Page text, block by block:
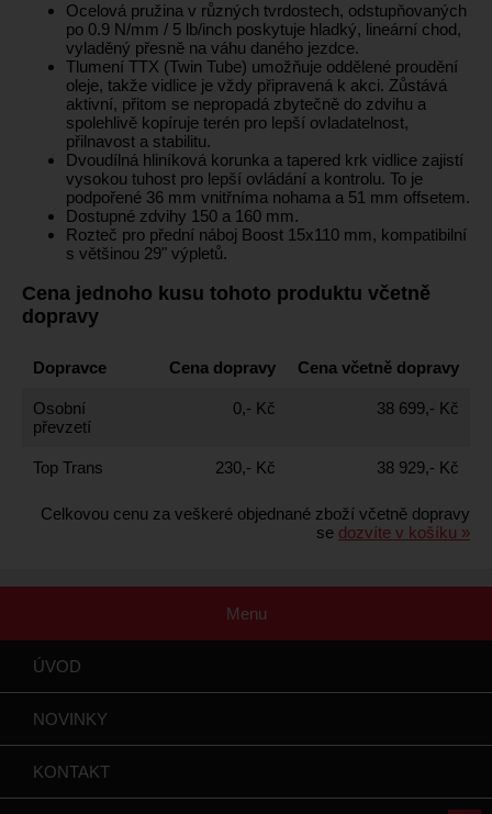
Ocelová pružina v různých tvrdostech, odstupňovaných
po 0.9 N/mm / 5 lb/inch poskytuje hladký, lineární chod,
vyladěný přesně na váhu daného jezdce.
Tlumení TTX (Twin Tube) umožňuje oddělené proudění
oleje, takže vidlice je vždy připravená k akci. Zůstává
aktivní, přitom se nepropadá zbytečně do zdvihu a
spolehlivě kopíruje terén pro lepší ovladatelnost,
přilnavost a stabilitu.
Dvoudílná hliníková korunka a tapered krk vidlice zajistí
vysokou tuhost pro lepší ovládání a kontrolu. To je
podpořené 36 mm vnitřníma nohama a 51 mm offsetem.
Dostupné zdvihy 150 a 160 mm.
Rozteč pro přední náboj Boost 15x110 mm, kompatibilní
s většinou 29" výpletů.
Cena jednoho kusu tohoto produktu včetně
dopravy
Dopravce Cena dopravy Cena včetně dopravy
Osobní
převzetí
0,- Kč 38 699,- Kč
Top Trans 230,- Kč 38 929,- Kč
Celkovou cenu za veškeré objednané zboží včetně dopravy
se dozvíte v košíku »
Menu
ÚVOD
NOVINKY
KONTAKT